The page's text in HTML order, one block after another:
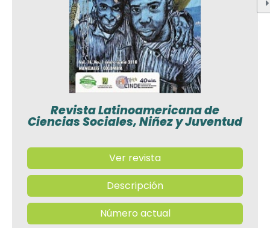
Revista Latinoamericana de
Ciencias Sociales, Niñez y Juventud
Ver revista
Descripción
Número actual